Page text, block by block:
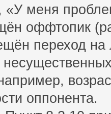
«У меня
оффтопик
переход на
оппонента.